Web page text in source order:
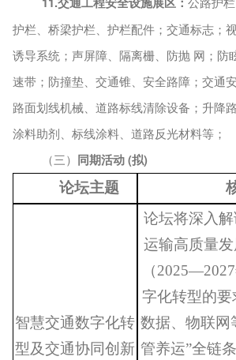
护栏、桥梁护栏、护栏配件；交通标志；
诱导系统；声屏障、隔离栅、防抛 网；防
速带；防撞垫、交通锥、安全路障；交通
路面划线机械、道路标线清除设备；升降
涂料助剂、标线涂料、道路反光材料等；
（三） 同期活动(拟)
论坛主题
智慧交通数字化转
型及交通协同创新
论坛将深入
运输高质量
（
字化转型的要
数据、物联网
管养运”全链